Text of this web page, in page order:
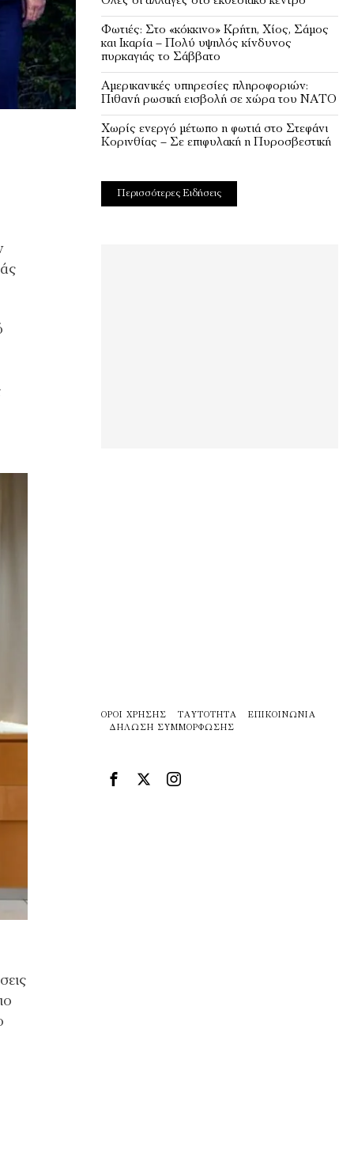
Φωτιές: Στο «κόκκινο» Κρήτη, Χίος, Σάμος
και Ικαρία – Πολύ υψηλός κίνδυνος
πυρκαγιάς το Σάββατο
Αμερικανικές υπηρεσίες πληροφοριών:
Πιθανή ρωσική εισβολή σε χώρα του ΝΑΤΟ
Χωρίς ενεργό μέτωπο η φωτιά στο Στεφάνι
Κορινθίας – Σε επιφυλακή η Πυροσβεστική
Περισσότερες Ειδήσεις
ΌΡΟΙ ΧΡΉΣΗΣ ΤΑΥΤΌΤΗΤΑ
ΕΠΙΚΟΙΝΩΝΊΑ
ΔΉΛΩΣΗ ΣΥΜΜΌΡΦΩΣΗΣ